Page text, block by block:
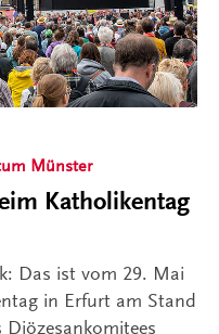
Münster
Katholikentag
Das ist vom 29. Mai
in Erfurt am Stand